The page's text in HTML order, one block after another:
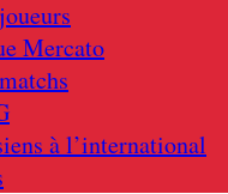
Mercato
à l’international